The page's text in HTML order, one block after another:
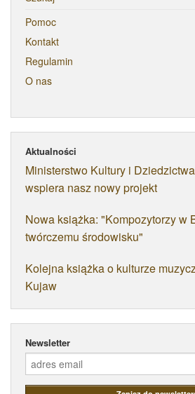
Pomoc
Kontakt
Regulamin
O nas
Aktualności
Ministerstwo Kultury i
wspiera nasz nowy projekt
Nowa książka: "Kompozytorzy w
twórczemu środowisku"
Kolejna książka o kulturze
Kujaw
Newsletter